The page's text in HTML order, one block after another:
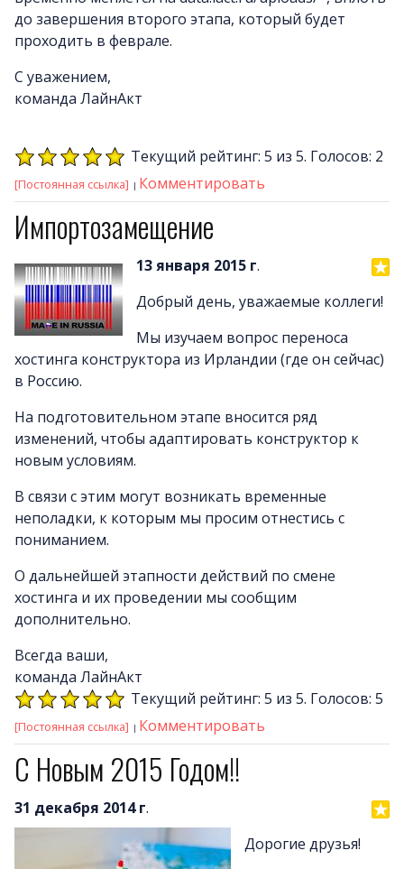
до завершения второго этапа, который будет
проходить в феврале.
С уважением,
команда ЛайнАкт
Текущий рейтинг: 5 из 5. Голосов: 2
[Постоянная ссылка] Комментировать
Импортозамещение
13 января 2015 г.
Добрый день, уважаемые коллеги!
Мы изучаем вопрос переноса
хостинга конструктора из Ирландии (где он сейчас)
в Россию.
На подготовительном этапе вносится ряд
изменений, чтобы адаптировать конструктор к
новым условиям.
В связи с этим могут возникать временные
неполадки, к которым мы просим отнестись с
пониманием.
О дальнейшей этапности действий по смене
хостинга и их проведении мы сообщим
дополнительно.
Всегда ваши,
команда ЛайнАкт
Текущий рейтинг: 5 из 5. Голосов: 5
[Постоянная ссылка] Комментировать
С Новым 2015 Годом!!
31 декабря 2014 г.
Дорогие друзья!